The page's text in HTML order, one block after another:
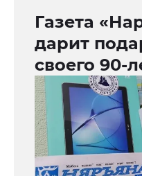
Газета
дарит
своего 90-